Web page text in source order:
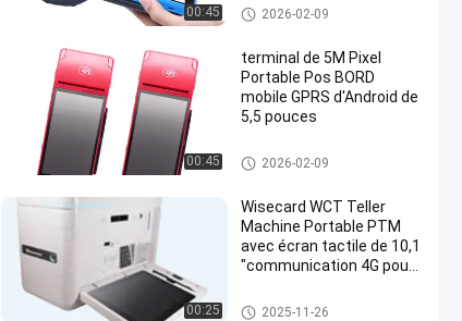
00:45
Terminal intelligent de positio
n
2026-02-09
00:45
terminal de 5M Pixel
Portable Pos BORD
mobile GPRS d'Android de
5,5 pouces
Terminal intelligent de positio
n
2026-02-09
00:25
Wisecard WCT Teller
Machine Portable PTM
avec écran tactile de 10,1
"communication 4G pour
cartes
kiosque de service d'individu
2025-11-26